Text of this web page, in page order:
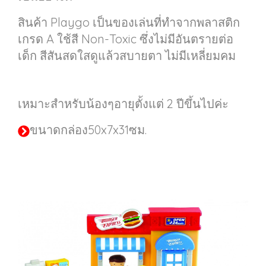
สินค้า Playgo เป็นของเล่นที่ทำจากพลาสติก
เกรด A ใช้สี Non-Toxic ซึ่งไม่มีอันตรายต่อ
เด็ก สีสันสดใสดูแล้วสบายตา ไม่มีเหลี่ยมคม
เหมาะสำหรับน้องๆอายุตั้งแต่ 2 ปีขึ้นไปค่ะ
ขนาดกล่อง50x7x31ซม.